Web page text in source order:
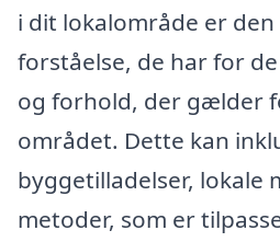
i dit lokalområde er
forståelse, de har for
og forhold, der gælder
området. Dette kan
byggetilladelser, lokale
metoder, som er